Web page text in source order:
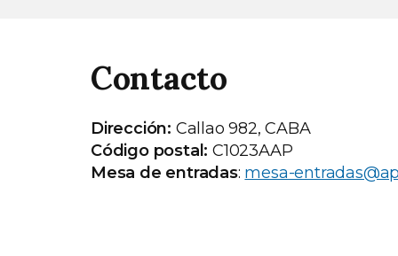
Contacto
Dirección: Callao 982, CABA
Código postal: C1023AAP
Mesa de entradas: mesa-